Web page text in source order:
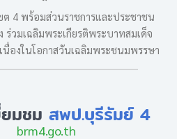
ต 4 พร้อมส่วนราชการและประชาชน
ร่วมเฉลิมพระเกียรติพระบาทสมเด็จ
นื่องในโอกาสวันเฉลิมพระชนมพรรษา
มชม สพป.บุรีรัมย์ 4
brm4.go.th